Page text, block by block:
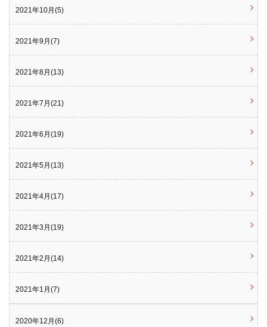
2021年10月(5)
2021年9月(7)
2021年8月(13)
2021年7月(21)
2021年6月(19)
2021年5月(13)
2021年4月(17)
2021年3月(19)
2021年2月(14)
2021年1月(7)
2020年12月(6)